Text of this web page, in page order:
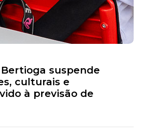
suspende
culturais e
à previsão de